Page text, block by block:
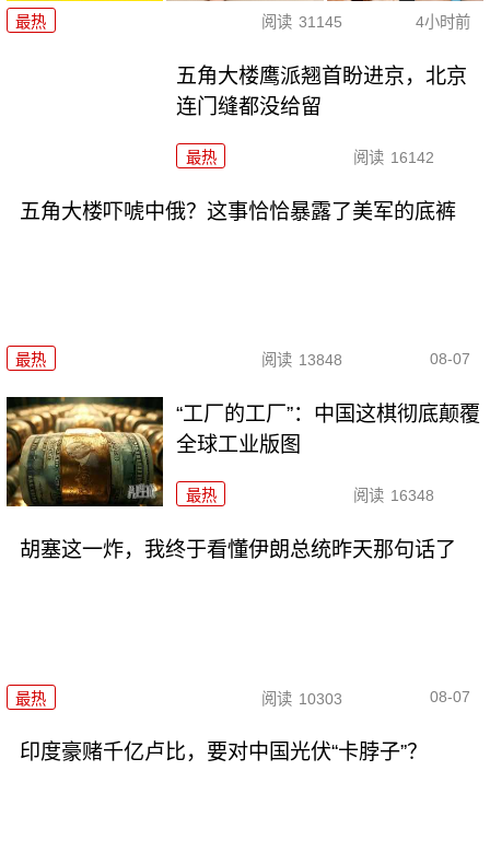
最热 阅读 31145 4小时前
五角大楼鹰派翘首盼进京，北京
连门缝都没给留
最热 阅读 16142
五角大楼吓唬中俄？这事恰恰暴露了美军的底裤
最热 阅读 13848 08-07
“工厂的工厂”：中国这棋彻底颠覆
全球工业版图
最热 阅读 16348
胡塞这一炸，我终于看懂伊朗总统昨天那句话了
最热 阅读 10303 08-07
印度豪赌千亿卢比，要对中国光伏“卡脖子”？